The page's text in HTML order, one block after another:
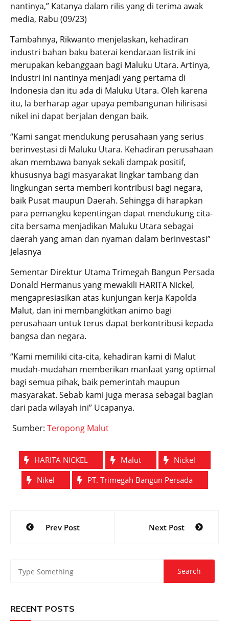
nantinya,” Katanya dalam rilis yang di terima awak
media, Rabu (09/23)
Tambahnya, Rikwanto menjelaskan, kehadiran
industri bahan baku baterai kendaraan listrik ini
merupakan kebanggaan bagi Maluku Utara. Artinya,
Industri ini nantinya menjadi yang pertama di
Indonesia dan itu ada di Maluku Utara. Oleh karena
itu, Ia berharap agar upaya pembangunan hilirisasi
nikel ini dapat berjalan dengan baik.
“Kami sangat mendukung perusahaan yang serius
berinvestasi di Maluku Utara. Kehadiran perusahaan
akan membawa banyak sekali dampak positif,
khususnya bagi masyarakat lingkar tambang dan
lingkungan serta memberi kontribusi bagi negara,
baik Pusat maupun Daerah. Sehingga di harapkan
para pemangku kepentingan dapat mendukung cita-
cita bersama menjadikan Maluku Utara sebagai
daerah yang aman dan nyaman dalam berinvestasi”
Jelasnya
Sementar Direktur Utama Trimegah Bangun Persada
Donald Hermanus yang mewakili HARITA Nickel,
mengapresiasikan atas kunjungan kerja Kapolda
Malut, dan ini membangkitkan animo bagi
perusahaan untuk terus dapat berkontribusi kepada
bangsa dan negara.
“Kami memiliki cita-cita, kehadiran kami di Malut
mudah-mudahan memberikan manfaat yang optimal
bagi semua pihak, baik pemerintah maupun
masyarakat. Sebab kami juga merasa sebagai bagian
dari pada wilayah ini” Ucapanya.
Sumber: Teropong Malut
HARITA NICKEL Malut
Nickel
Nikel
PT. Trimegah Bangun Persada
Post
navigation
Prev Post Next Post
RECENT POSTS